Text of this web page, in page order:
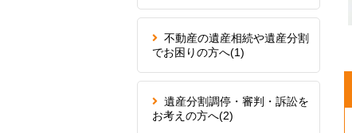
不動産の遺産相続や遺産分割
でお困りの方へ(1)
遺産分割調停・審判・訴訟を
お考えの方へ(2)